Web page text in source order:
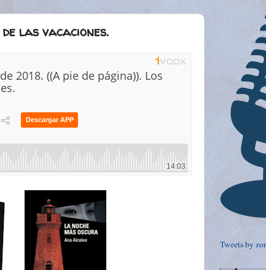
las vacaciones.
Tweets by